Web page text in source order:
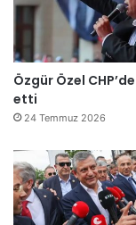
Özgür Özel
etti
24 Temmuz 2026